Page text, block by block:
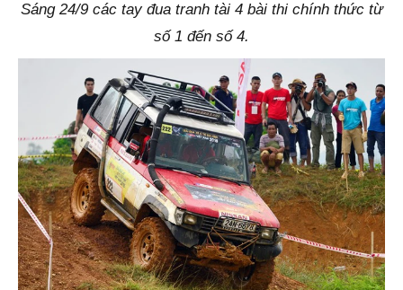
Sáng 24/9 các tay đua tranh tài 4 bài thi chính thức từ
số 1 đến số 4.